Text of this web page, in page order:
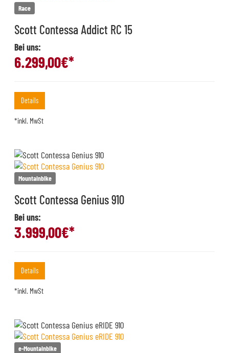
Race
Scott Contessa Addict RC 15
Bei uns:
6.299,00€*
Details
*inkl. MwSt
Mountainbike
Scott Contessa Genius 910
Bei uns:
3.999,00€*
Details
*inkl. MwSt
e-Mountainbike